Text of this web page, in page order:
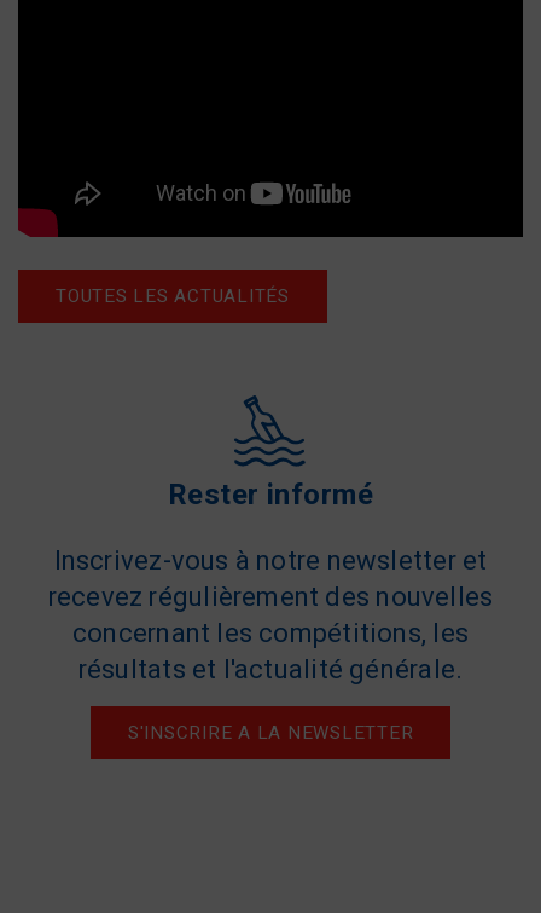
TOUTES LES ACTUALITÉS
Rester informé
Inscrivez-vous à notre newsletter et
recevez régulièrement des nouvelles
concernant les compétitions, les
résultats et l'actualité générale.
S'INSCRIRE A LA NEWSLETTER